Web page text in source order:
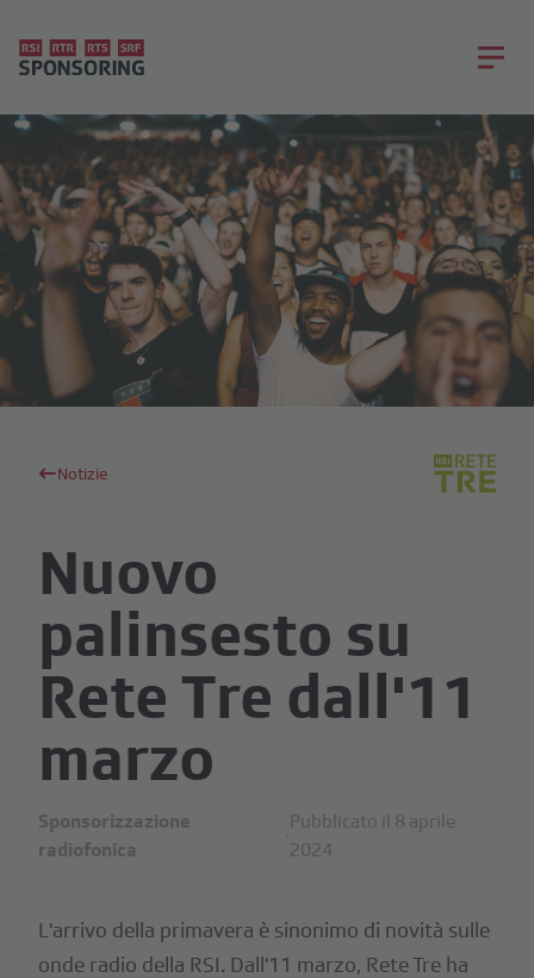
Notizie
Nuovo
palinsesto su
Rete Tre dall'11
marzo
Sponsorizzazione
radiofonica
·
Pubblicato il 8 aprile
2024
L'arrivo della primavera è sinonimo di novità sulle
onde radio della RSI. Dall'11 marzo, Rete Tre ha